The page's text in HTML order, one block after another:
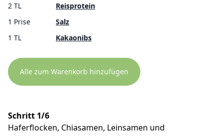
2 TL
Reisprotein
1 Prise
Salz
1 TL
Kakaonibs
Alle zum Warenkorb hinzufügen
Schritt 1/6
Haferflocken, Chiasamen, Leinsamen und